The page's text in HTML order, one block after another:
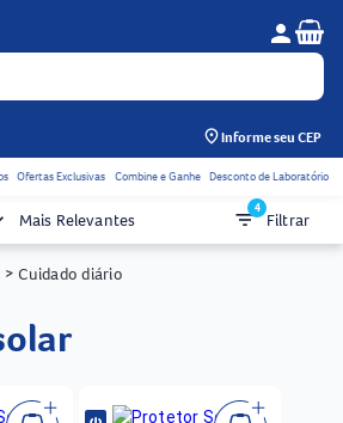
Menu do
person
Informe seu CEP
Acessos rápidos do cabeçalho
Ofertas Exclusivas Combine e Ganhe Desconto de Laboratório
Mais Relevantes filter_list4
Filtrar
> Cuidado diário